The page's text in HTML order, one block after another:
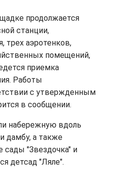
продолжается
станции,
трех аэротенков,
помещений,
приемка
Работы
с утвержденным
в сообщении.
набережную вдоль
дамбу, а также
сады "Звездочка" и
детсад "Ляле".